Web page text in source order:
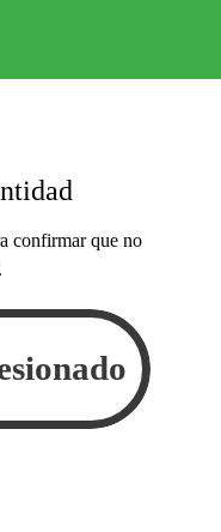
confirmar que no